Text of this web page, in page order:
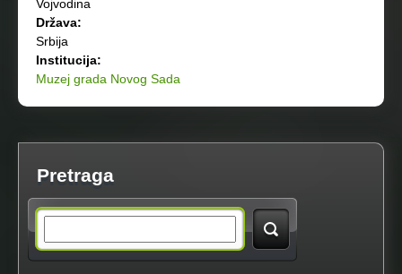
Vojvodina
Država:
Srbija
Institucija:
Muzej grada Novog Sada
Pretraga